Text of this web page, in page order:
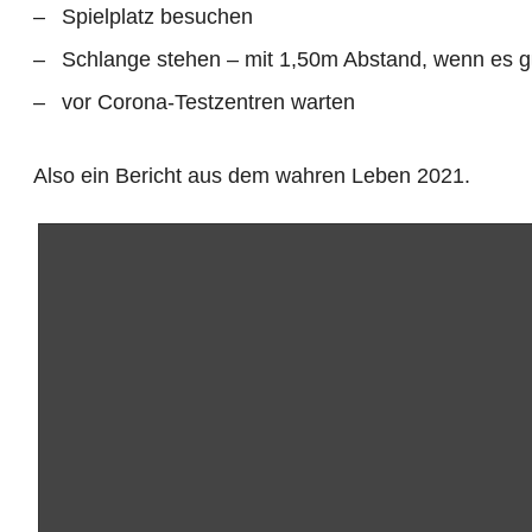
Spielplatz besuchen
Schlange stehen – mit 1,50m Abstand, wenn es
vor Corona-Testzentren warten
Also ein Bericht aus dem wahren Leben 2021.